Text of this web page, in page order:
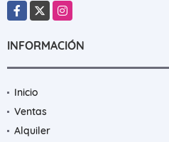
Facebook
X Instagram
INFORMACIÓN
Inicio
Ventas
Alquiler